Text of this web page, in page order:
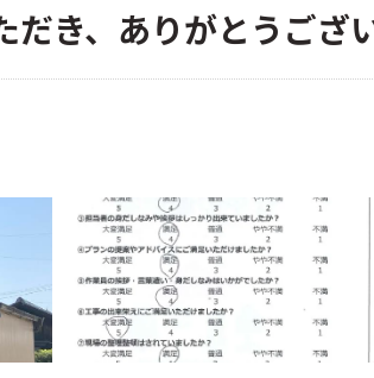
き、ありがとうござ